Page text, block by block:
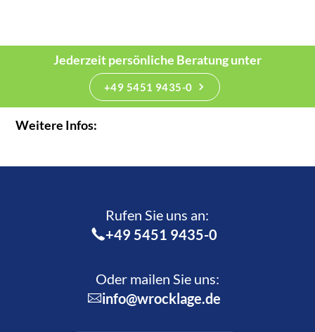
Jederzeit persönliche Beratung unter
+49 5451 9435-0
Weitere Infos:
Rufen Sie uns an:­
+49 5451 9435-0
Oder mailen Sie uns:
info@wrocklage.de